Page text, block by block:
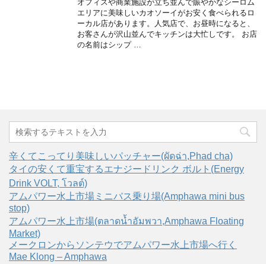
オフィスや商業施設が立ち並んで賑やかなシーロム
エリアに美味しいカオソーイがお安く食べられるロ
ーカル店があります。人気店で、お昼時になると、
お客さんが沢山並んでキッチンは大忙しです。 お店
の名前はシップ …
辛くてこってり美味しいパッチャー(ผัดฉ่า,Phad cha)
タイの安くて重宝するエナジードリンク ボルト(Energy
Drink VOLT, โวลต์)
アムパワー水上市場ミニバス乗り場(Amphawa mini bus
stop)
アムパワー水上市場(ตลาดน้ำอัมพวา,Amphawa Floating
Market)
メークロンからソンテウでアムパワー水上市場へ行く
Mae Klong – Amphawa